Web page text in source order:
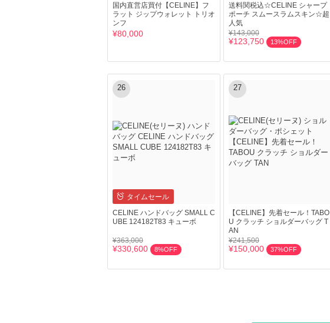
国内直営店買付【CELINE】フ
ラット ジップウォレット トリオ
ンフ
¥80,000
送料関税込☆CELINE シャープ
ポーチ スムースラムスキン☆超
人気
¥143,000
¥123,750 13%OFF
26
タイムセール
CELINE ハンドバッグ SMALL C
UBE 124182T83 キューボ
¥363,000
¥330,600 8%OFF
27
【CELINE】先着セール！TABO
U クラッチ ショルダーバッグ T
AN
¥241,500
¥150,000 37%OFF